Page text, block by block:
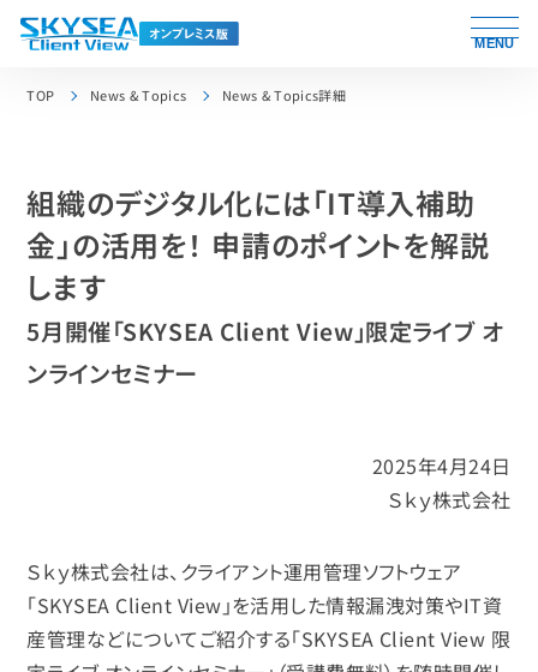
MENU
TOP News & Topics News & Topics詳細
組織のデジタル化には「IT導入補助
金」の活用を！ 申請のポイントを解説
します
5月開催「SKYSEA Client View」限定ライブ オ
ンラインセミナー
2025年4月24日
Ｓｋｙ株式会社
Ｓｋｙ株式会社は、クライアント運用管理ソフトウェア
「SKYSEA Client View」を活用した情報漏洩対策やIT資
産管理などについてご紹介する「SKYSEA Client View 限